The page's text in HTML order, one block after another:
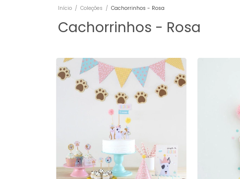
Início / Coleções / Cachorrinhos - Rosa
Cachorrinhos - Rosa